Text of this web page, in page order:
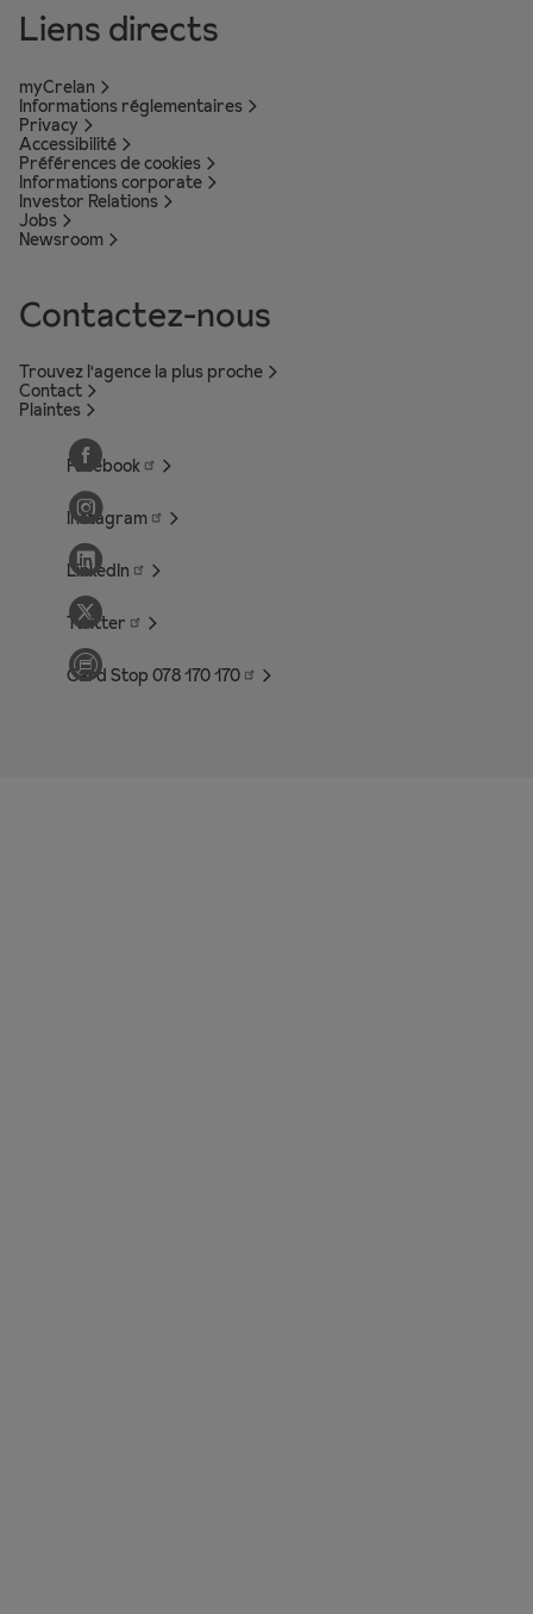
Liens directs
myCrelan
Informations réglementaires
Privacy
Accessibilité
Préférences de cookies
Informations corporate
Investor Relations
Jobs
Newsroom
Contactez-nous
Trouvez l'agence la plus proche
Contact
Plaintes
Facebook
Instagram
LinkedIn
Twitter
Card Stop 078 170170